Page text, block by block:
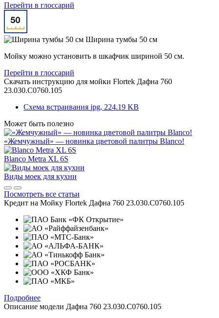
Перейти в глоссарий
Ширина тумбы 50 см
Мойку можно установить в шкафчик шириной 50 см.
Перейти в глоссарий
Скачать инструкцию для мойки Flortek Дафна 760
23.030.C0760.105
Схема встраивания jpg, 224.19 KB
Может быть полезно
«Жемчужный» — новинка цветовой палитры Blanco!
Blanco Metra XL 6S
Виды моек для кухни
Посмотреть все статьи
Кредит на Мойку Flortek Дафна 760 23.030.C0760.105
Подробнее
Описание модели Дафна 760 23.030.C0760.105